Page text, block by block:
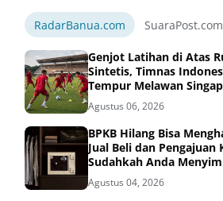
RadarBanua.com SuaraPost.com
Genjot Latihan di Atas
Sintetis, Timnas
Tempur Melawan
Agustus 06, 2026
BPKB Hilang Bisa
Jual Beli dan Pengajuan
Sudahkah Anda
di Brankas BPKB?
Agustus 04, 2026